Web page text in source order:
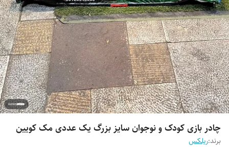
چادر بازی کودک و نوجوان سایز بزرگ یک عددی مک کویین
برند:ریلکس